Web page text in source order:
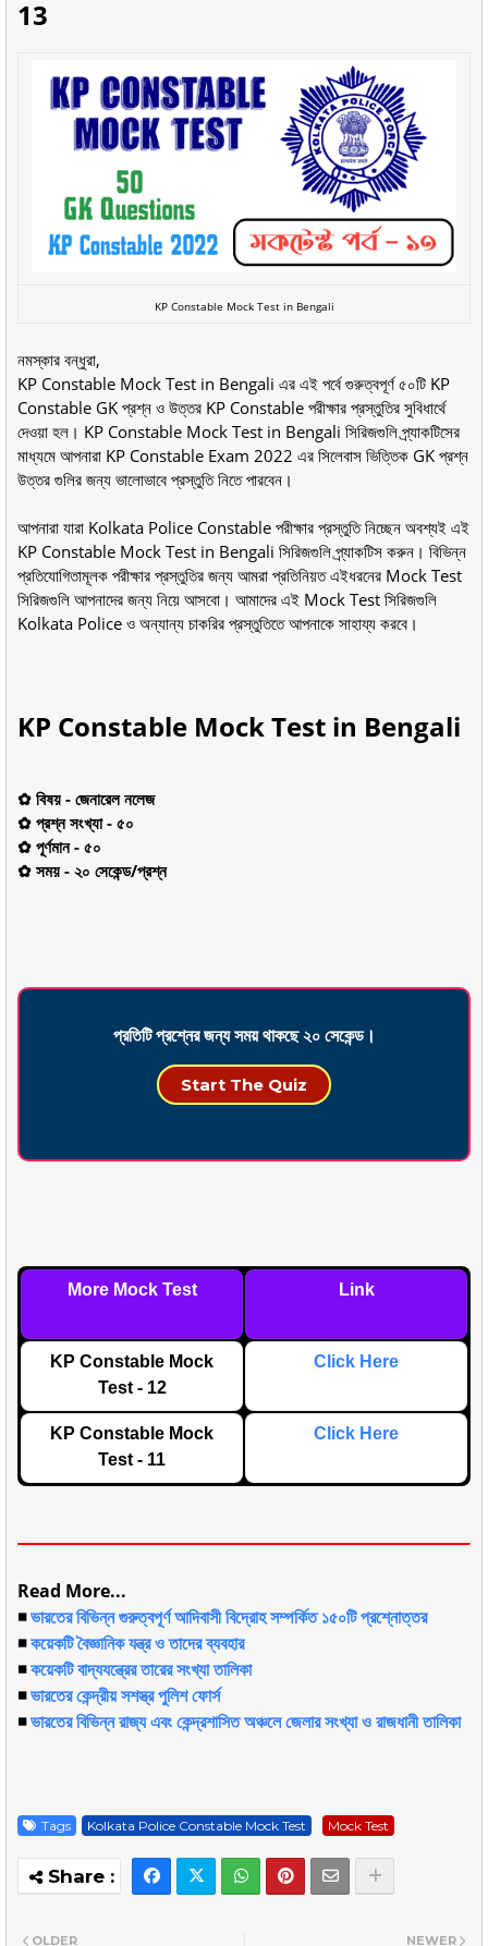
13
KP Constable Mock Test in Bengali
নমস্কার বন্ধুরা,
KP Constable Mock Test in Bengali এর এই পর্বে গুরুত্বপূর্ণ ৫০টি KP
Constable GK প্রশ্ন ও উত্তর KP Constable পরীক্ষার প্রস্তুতির সুবিধার্থে
দেওয়া হল। KP Constable Mock Test in Bengali সিরিজগুলি প্র্যাকটিসের
মাধ্যমে আপনারা KP Constable Exam 2022 এর সিলেবাস ভিত্তিক GK প্রশ্ন
উত্তর গুলির জন্য ভালোভাবে প্রস্তুতি নিতে পারবেন।
আপনারা যারা Kolkata Police Constable পরীক্ষার প্রস্তুতি নিচ্ছেন অবশ্যই এই
KP Constable Mock Test in Bengali সিরিজগুলি প্র্যাকটিস করুন। বিভিন্ন
প্রতিযোগিতামূলক পরীক্ষার প্রস্তুতির জন্য আমরা প্রতিনিয়ত এইধরনের Mock Test
সিরিজগুলি আপনাদের জন্য নিয়ে আসবো। আমাদের এই Mock Test সিরিজগুলি
Kolkata Police ও অন্যান্য চাকরির প্রস্তুতিতে আপনাকে সাহায্য করবে।
KP Constable Mock Test in Bengali
✿ বিষয় - জেনারেল নলেজ
✿ প্রশ্ন সংখ্যা - ৫০
✿ পূর্ণমান - ৫০
✿ সময় - ২০ সেকেন্ড/প্রশ্ন
প্রতিটি প্রশ্নের জন্য সময় থাকছে ২০ সেকেন্ড।
Start The Quiz
More Mock Test Link
KP Constable Mock
Test - 12
Click Here
KP Constable Mock
Test - 11
Click Here
Read More...
◾ভারতের বিভিন্ন গুরুত্বপূর্ণ আদিবাসী বিদ্রোহ সম্পর্কিত ১৫০টি প্রশ্নোত্তর
◾কয়েকটি বৈজ্ঞানিক যন্ত্র ও তাদের ব্যবহার
◾কয়েকটি বাদ্যযন্ত্রের তারের সংখ্যা তালিকা
◾ভারতের কেন্দ্রীয় সশস্ত্র পুলিশ ফোর্স
◾ভারতের বিভিন্ন রাজ্য এবং কেন্দ্রশাসিত অঞ্চলে জেলার সংখ্যা ও রাজধানী তালিকা
Tags Kolkata Police Constable Mock Test Mock Test
NEWER
OLDER